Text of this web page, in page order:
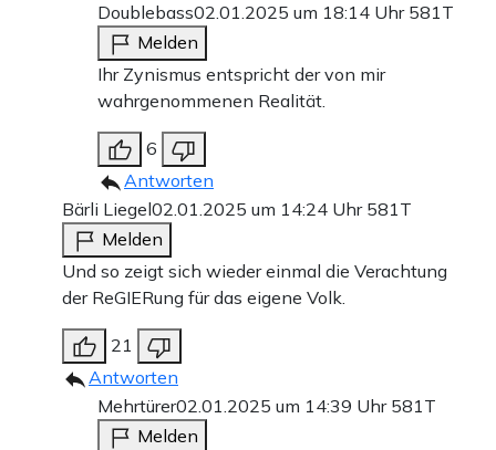
Doublebass02.01.2025 um 18:14 Uhr 581T
Melden
Ihr Zynismus entspricht der von mir
wahrgenommenen Realität.
6
Antworten
Bärli Liegel02.01.2025 um 14:24 Uhr 581T
Melden
Und so zeigt sich wieder einmal die Verachtung
der ReGIERung für das eigene Volk.
21
Antworten
Mehrtürer02.01.2025 um 14:39 Uhr 581T
Melden